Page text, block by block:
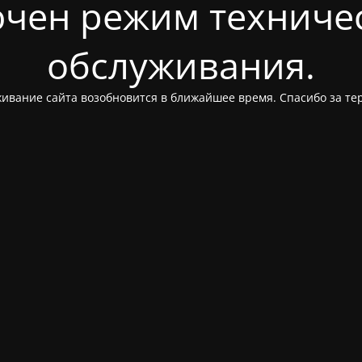
режим
обслуживания.
сайта возобновится в ближайшее время. Спасибо за